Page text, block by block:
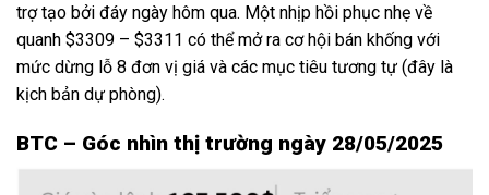
trợ tạo bởi đáy ngày hôm qua. Một nhịp hồi phục nhẹ về
quanh $3309 – $3311 có thể mở ra cơ hội bán khống với
mức dừng lỗ 8 đơn vị giá và các mục tiêu tương tự (đây là
kịch bản dự phòng).
BTC – Góc nhìn thị trường ngày 28/05/2025